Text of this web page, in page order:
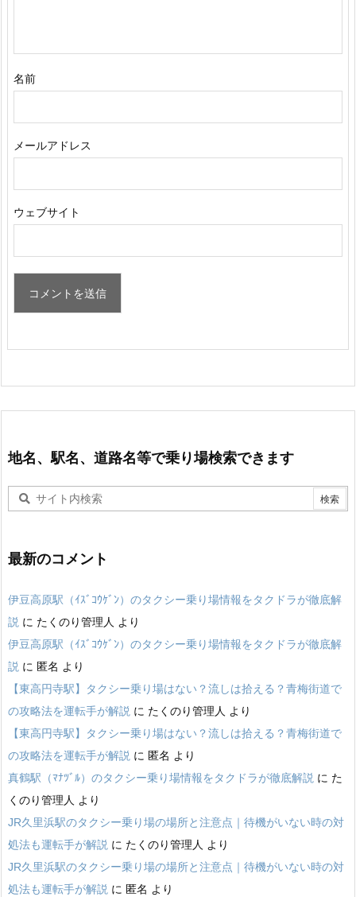
名前
メールアドレス
ウェブサイト
地名、駅名、道路名等で乗り場検索できます
最新のコメント
伊豆高原駅（ｲｽﾞｺｳｹﾞﾝ）のタクシー乗り場情報をタクドラが徹底解
説 に たくのり管理人 より
伊豆高原駅（ｲｽﾞｺｳｹﾞﾝ）のタクシー乗り場情報をタクドラが徹底解
説 に 匿名 より
【東高円寺駅】タクシー乗り場はない？流しは拾える？青梅街道で
の攻略法を運転手が解説 に たくのり管理人 より
【東高円寺駅】タクシー乗り場はない？流しは拾える？青梅街道で
の攻略法を運転手が解説 に 匿名 より
真鶴駅（ﾏﾅﾂﾞﾙ）のタクシー乗り場情報をタクドラが徹底解説 に た
くのり管理人 より
JR久里浜駅のタクシー乗り場の場所と注意点｜待機がいない時の対
処法も運転手が解説 に たくのり管理人 より
JR久里浜駅のタクシー乗り場の場所と注意点｜待機がいない時の対
処法も運転手が解説 に 匿名 より